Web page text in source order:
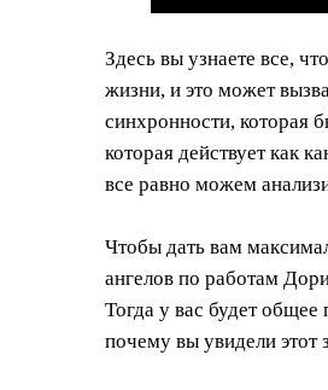
Здесь вы узнаете все,
жизни, и это может
синхронности, которая
которая действует как
все равно можем
Чтобы дать вам
ангелов по работам
Тогда у вас будет общее
почему вы увидели этот